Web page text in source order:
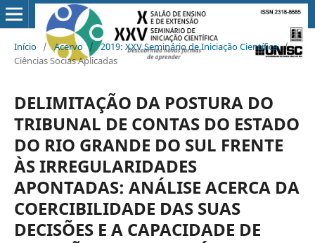
Início / Acervo / 2019: XXV Seminário de Iniciação Científica /
Ciências Socias Aplicadas
DELIMITAÇÃO DA POSTURA DO
TRIBUNAL DE CONTAS DO ESTADO
DO RIO GRANDE DO SUL FRENTE
ÀS IRREGULARIDADES
APONTADAS: ANÁLISE ACERCA DA
COERCIBILIDADE DAS SUAS
DECISÕES E A CAPACIDADE DE